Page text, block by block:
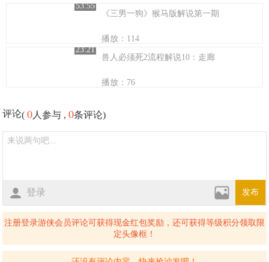
53:55
《三男一狗》猴马版解说第一期
播放：114
23:21
兽人必须死2流程解说10：走廊
播放：76
评论(0 人参与 ,0条评论)
登录 发布
注册登录游侠会员评论可获得现金红包奖励，还可获得等级积分领取限
定头像框！